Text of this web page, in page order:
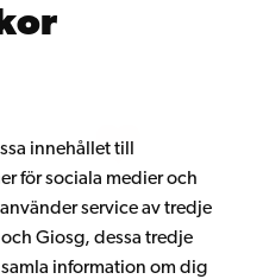
innehållet till
för sociala medier och
service av tredje
Giosg, dessa tredje
information om dig
alumnnätverk
LinkedIn Blog Snapchat